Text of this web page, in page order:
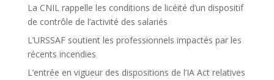
La CNIL rappelle les conditions de licéité d’un dispositif
de contrôle de l’activité des salariés
L’URSSAF soutient les professionnels impactés par les
récents incendies
L’entrée en vigueur des dispositions de l’IA Act relatives